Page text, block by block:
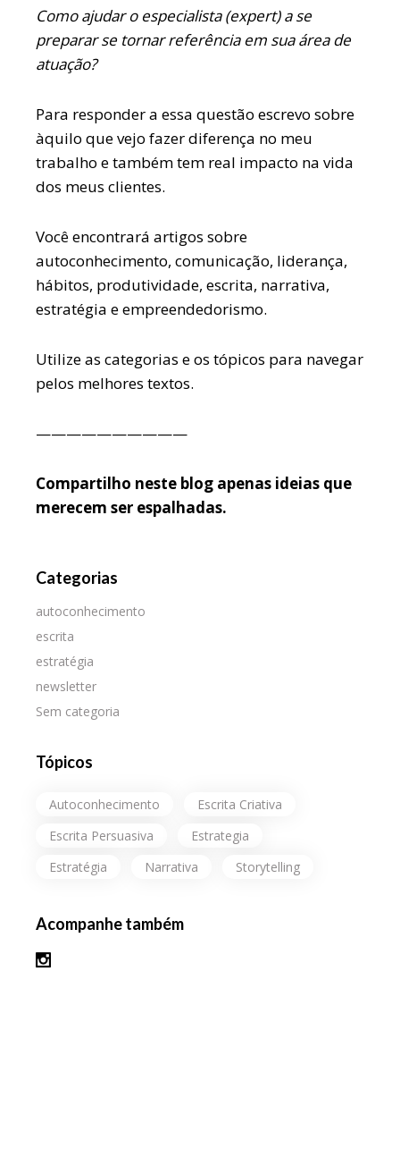
Como ajudar o especialista (expert) a se
preparar se tornar referência em sua área de
atuação?
Para responder a essa questão escrevo sobre
àquilo que vejo fazer diferença no meu
trabalho e também tem real impacto na vida
dos meus clientes.
Você encontrará artigos sobre
autoconhecimento, comunicação, liderança,
hábitos, produtividade, escrita, narrativa,
estratégia e empreendedorismo.
Utilize as categorias e os tópicos para navegar
pelos melhores textos.
——————————
Compartilho neste blog apenas ideias que
merecem ser espalhadas.
Categorias
autoconhecimento
escrita
estratégia
newsletter
Sem categoria
Tópicos
Autoconhecimento
Escrita Criativa
Escrita Persuasiva
Estrategia
Estratégia
Narrativa Storytelling
Acompanhe também